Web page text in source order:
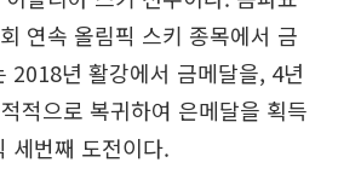
연속 올림픽 스키 종목에서 금
2018년 활강에서 금메달을, 4년
적으로 복귀하여 은메달을 획득
세번째 도전이다.